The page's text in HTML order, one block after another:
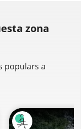
zona
populars a